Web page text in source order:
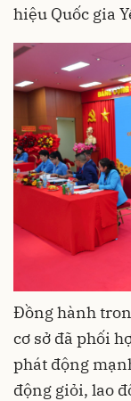
hiệu Quốc gia
Đồng hành
cơ sở đã phối
phát động
động giỏi, lao